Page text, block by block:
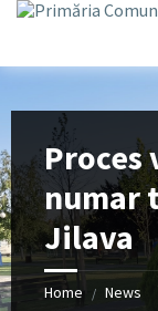
Proces
numar
Jilava
Home / News